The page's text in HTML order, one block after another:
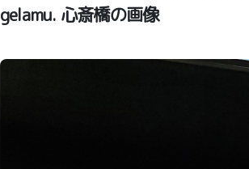
gelamu. 心斎橋の画像